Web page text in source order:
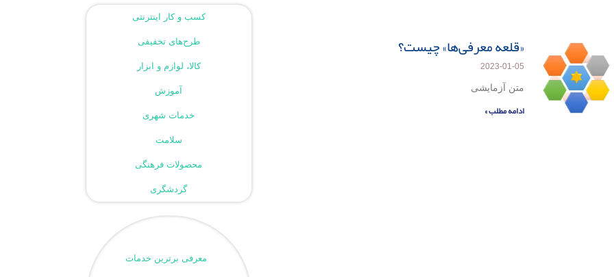
«قلعه معرفی‌ها» چیست؟
2023-01-05
متن آزمایشی
ادامه مطلب »
کسب و کار اینترنتی
طرح‌های تخفیفی
کالا، لوازم و ابزار
آموزش
خدمات شهری
سلامت
محصولات فرهنگی
گردشگری
معرفی برترین خدمات